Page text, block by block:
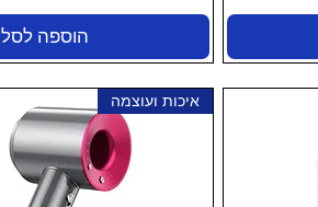
הוספה לסל
איכות ועוצמה